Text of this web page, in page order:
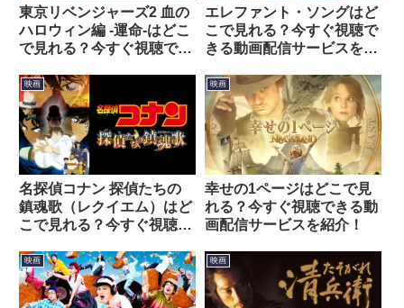
東京リベンジャーズ2 血の
ハロウィン編 -運命-はどこ
で見れる？今すぐ視聴でき
介！
エレファント・ソングはど
こで見れる？今すぐ視聴で
きる動画配信サービスを紹
映画
名探偵コナン 探偵たちの
鎮魂歌（レクイエム）はど
こで見れる？今すぐ視聴で
介！
映画
幸せの1ページはどこで見
れる？今すぐ視聴できる動
画配信サービスを紹介！
映画 映画